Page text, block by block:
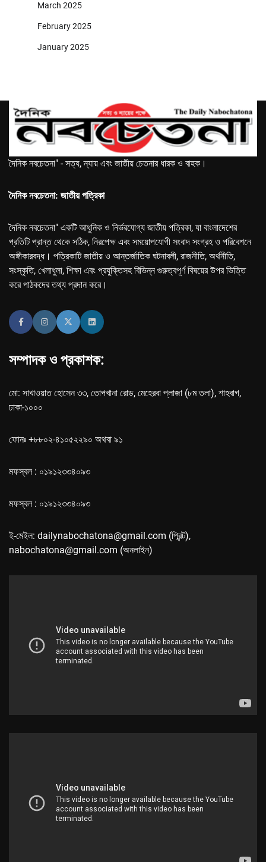
March 2025
February 2025
January 2025
দৈনিক নবচেতনা" - সত্য, ন্যায় এবং জাতীয় চেতনার ধারক ও বাহক।
দৈনিক নবচেতনা: জাতীয় পত্রিকা
দৈনিক নবচেতনা" একটি আধুনিক ও নির্ভরযোগ্য জাতীয় পত্রিকা, যা বাংলাদেশের
প্রতিটি প্রান্ত থেকে সঠিক, নিরপেক্ষ এবং সময়োপযোগী সংবাদ সংগ্রহ ও পরিবেশনে
অঙ্গীকারবদ্ধ। পত্রিকাটি জাতীয় ও আন্তর্জাতিক ঘটনাবলী, রাজনীতি, অর্থনীতি,
সংস্কৃতি, খেলাধুলা, শিক্ষা এবং প্রযুক্তিসহ বিভিন্ন গুরুত্বপূর্ণ বিষয়ের উপর ভিত্তি
করে পাঠকদের তথ্য প্রদান করে।
সম্পাদক ও প্রকাশক:
মো: সাখাওয়াত হোসেন ৩৩, তোপখানা রোড, মেহেরবা প্লাজা (৮ম তলা), শাহবাগ,
ঢাকা-১০০০
ফোনঃ +৮৮০২-৪১০৫২২৯০ অথবা ৯১
মফস্বল : ০১৯১২৩৩৪০৯৩
মফস্বল : ০১৯১২৩৩৪০৯৩
ই-মেইল: dailynabochatona@gmail.com (প্রিন্ট),
nabochatona@gmail.com (অনলাইন)